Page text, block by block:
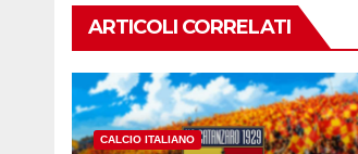
ARTICOLI CORRELATI
CALCIO ITALIANO